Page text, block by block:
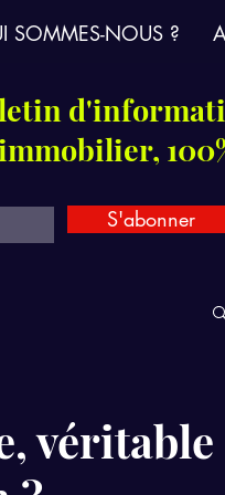
SOMMES-NOUS ?
S'abonner
véritable